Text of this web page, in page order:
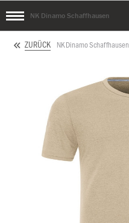
NK Dinamo Schaffhausen
ZURÜCK NK Dinamo Schaffhausen